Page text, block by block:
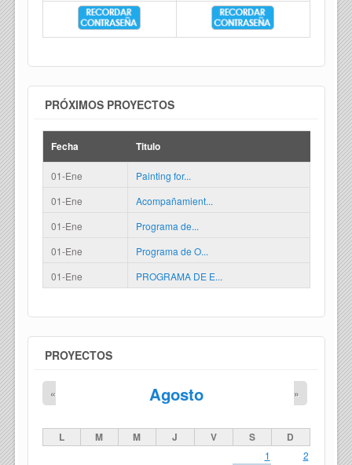
PRÓXIMOS PROYECTOS
Fecha Titulo
01-Ene
Painting for...
01-Ene
Acompañamient...
01-Ene
Programa de...
01-Ene
Programa de O...
01-Ene
PROGRAMA DE E...
PROYECTOS
Agosto
« »
L M M J V S D
1
2